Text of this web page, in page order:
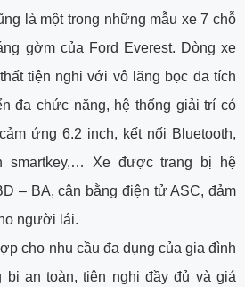
là một trong những mẫu xe 7 chỗ
gờm của Ford Everest. Dòng xe
tiện nghi với vô lăng bọc da tích
đa chức năng, hệ thống giải trí có
ứng 6.2 inch, kết nối Bluetooth,
smartkey,… Xe được trang bị hệ
– BA, cân bằng điện tử ASC, đảm
người lái.
cho nhu cầu đa dụng của gia đình
bị an toàn, tiện nghi đầy đủ và giá